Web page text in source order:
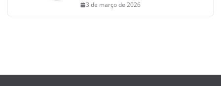
3 de março de 2026